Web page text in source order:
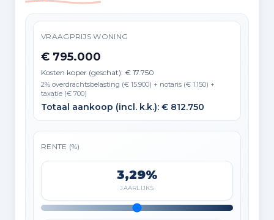
VRAAGPRIJS WONING
€ 795.000
Kosten koper (geschat): € 17.750
2% overdrachtsbelasting (€ 15.900) + notaris (€ 1.150) +
taxatie (€ 700)
Totaal aankoop (incl. k.k.): € 812.750
RENTE (%)
3,29%
JAARLIJKS